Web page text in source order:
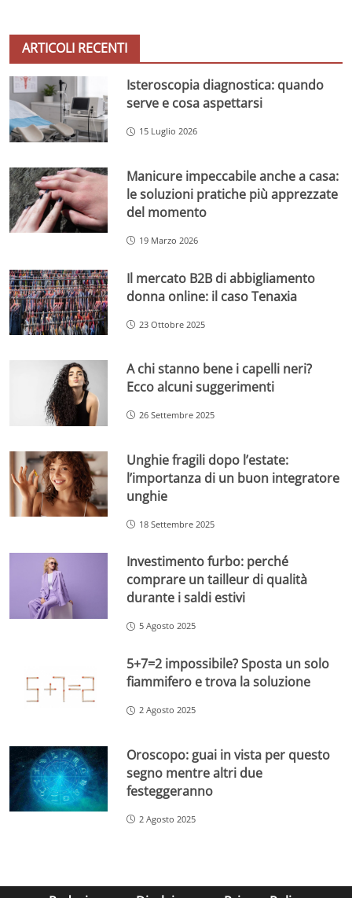
ARTICOLI RECENTI
Isteroscopia diagnostica: quando
serve e cosa aspettarsi
15 Luglio 2026
Manicure impeccabile anche a casa:
le soluzioni pratiche più apprezzate
del momento
19 Marzo 2026
Il mercato B2B di abbigliamento
donna online: il caso Tenaxia
23 Ottobre 2025
A chi stanno bene i capelli neri?
Ecco alcuni suggerimenti
26 Settembre 2025
Unghie fragili dopo l’estate:
l’importanza di un buon integratore
unghie
18 Settembre 2025
Investimento furbo: perché
comprare un tailleur di qualità
durante i saldi estivi
5 Agosto 2025
5+7=2 impossibile? Sposta un solo
fiammifero e trova la soluzione
2 Agosto 2025
Oroscopo: guai in vista per questo
segno mentre altri due
festeggeranno
2 Agosto 2025